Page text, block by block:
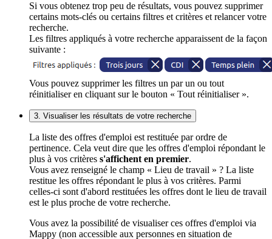
Si vous obtenez trop peu de résultats, vous pouvez supprimer
certains mots-clés ou certains filtres et critères et relancer votre
recherche.
Les filtres appliqués à votre recherche apparaissent de la façon
suivante :
Vous pouvez supprimer les filtres un par un ou tout
réinitialiser en cliquant sur le bouton « Tout réinitialiser ».
3. Visualiser les résultats de votre recherche
La liste des offres d'emploi est restituée par ordre de
pertinence. Cela veut dire que les offres d'emploi répondant le
plus à vos critères s'affichent en premier.
Vous avez renseigné le champ « Lieu de travail » ? La liste
restitue les offres répondant le plus à vos critères. Parmi
celles-ci sont d'abord restituées les offres dont le lieu de travail
est le plus proche de votre recherche.
Vous avez la possibilité de visualiser ces offres d'emploi via
Mappy (non accessible aux personnes en situation de